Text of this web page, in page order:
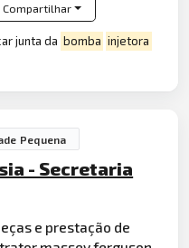
Compartilhar
junta da bomba injetora
Pequena
- Secretaria
e prestação de